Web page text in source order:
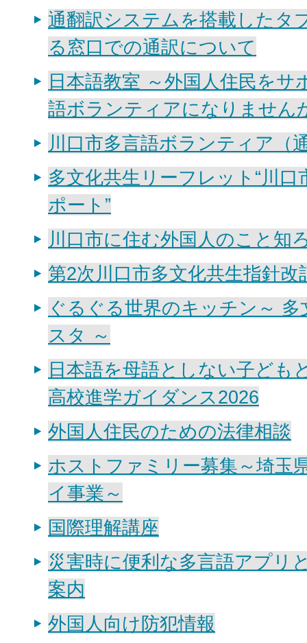
通翻訳システムを搭載したタ
る窓口での通訳について
日本語教室 ～外国人住民をサ
語ボランティアになりません
川口市多言語ボランティア（
多文化共生リーフレット“川口
ポート”
川口市に住む外国人のこと知
第2次川口市多文化共生指針改
ぐるぐる世界のキッチン～
スタ ～
日本語を母語としない子ども
高校進学ガイダンス2026
外国人住民のための法律相談
ホストファミリー募集～埼玉
イ事業～
国際理解講座
災害時に便利な多言語アプリ
案内
外国人向け防犯情報